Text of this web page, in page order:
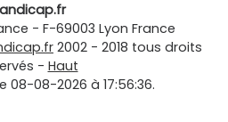
- F-69003 Lyon France
2002 - 2018 tous droits
- Haut
08-08-2026 à 17:56:36.